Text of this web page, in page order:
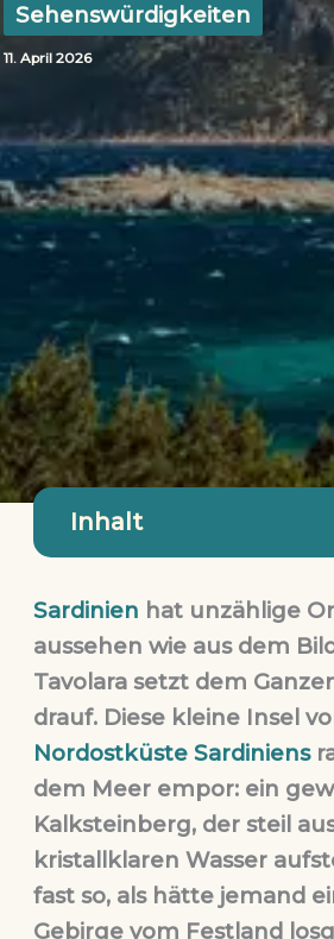
Sehenswürdigkeiten
11. April 2026
Inhalt
Sardinien hat unzählige
aussehen wie aus dem
Tavolara setzt dem
drauf. Diese kleine Insel
Nordostküste Sardiniens
dem Meer empor: ein
Kalksteinberg, der steil
kristallklaren Wasser
fast so, als hätte jemand
Gebirge vom Festland